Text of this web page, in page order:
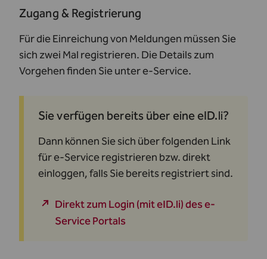
Zugang & Registrierung
Für die Einreichung von Meldungen müssen Sie
sich zwei Mal registrieren. Die Details zum
Vorgehen finden Sie untere-Service.
Sie verfügen bereits über eine eID.li?
Dann können Sie sich über folgenden Link
für e-Service registrieren bzw. direkt
einloggen, falls Sie bereits registriert sind.
Direkt zum Login (mit eID.li) des e-
Service Portals